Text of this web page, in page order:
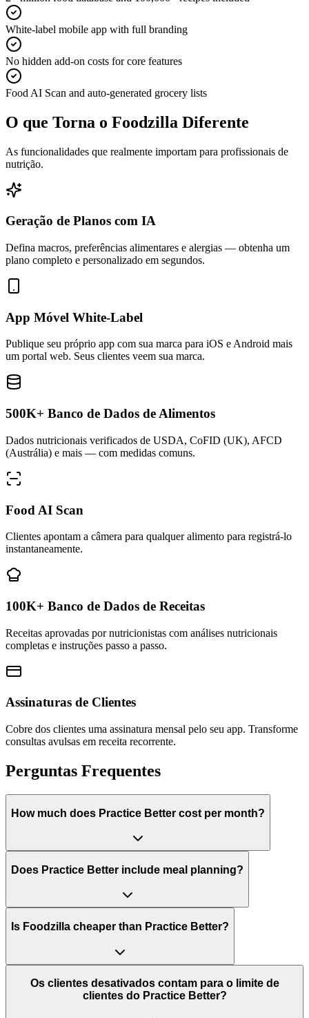
White-label mobile app with full branding
No hidden add-on costs for core features
Food AI Scan and auto-generated grocery lists
O que Torna o Foodzilla Diferente
As funcionalidades que realmente importam para profissionais de
nutrição.
Geração de Planos com IA
Defina macros, preferências alimentares e alergias — obtenha um
plano completo e personalizado em segundos.
App Móvel White-Label
Publique seu próprio app com sua marca para iOS e Android mais
um portal web. Seus clientes veem sua marca.
500K+ Banco de Dados de Alimentos
Dados nutricionais verificados de USDA, CoFID (UK), AFCD
(Austrália) e mais — com medidas comuns.
Food AI Scan
Clientes apontam a câmera para qualquer alimento para registrá-lo
instantaneamente.
100K+ Banco de Dados de Receitas
Receitas aprovadas por nutricionistas com análises nutricionais
completas e instruções passo a passo.
Assinaturas de Clientes
Cobre dos clientes uma assinatura mensal pelo seu app. Transforme
consultas avulsas em receita recorrente.
Perguntas Frequentes
How much does Practice Better cost per month?
Does Practice Better include meal planning?
Is Foodzilla cheaper than Practice Better?
Os clientes desativados contam para o limite de
clientes do Practice Better?